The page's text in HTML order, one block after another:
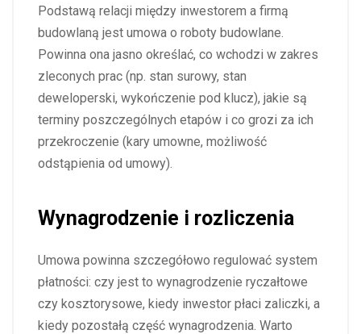
Podstawą relacji między inwestorem a firmą
budowlaną jest umowa o roboty budowlane.
Powinna ona jasno określać, co wchodzi w zakres
zleconych prac (np. stan surowy, stan
deweloperski, wykończenie pod klucz), jakie są
terminy poszczególnych etapów i co grozi za ich
przekroczenie (kary umowne, możliwość
odstąpienia od umowy).
Wynagrodzenie i rozliczenia
Umowa powinna szczegółowo regulować system
płatności: czy jest to wynagrodzenie ryczałtowe
czy kosztorysowe, kiedy inwestor płaci zaliczki, a
kiedy pozostałą część wynagrodzenia. Warto